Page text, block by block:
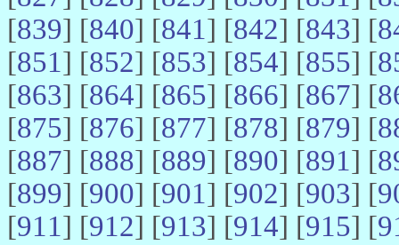
[839] [840] [841] [842] [843] [
[851] [852] [853] [854] [855] [
[863] [864] [865] [866] [867] [
[875] [876] [877] [878] [879] [
[887] [888] [889] [890] [891] [
[899] [900] [901] [902] [903] [
[911] [912] [913] [914] [915] [